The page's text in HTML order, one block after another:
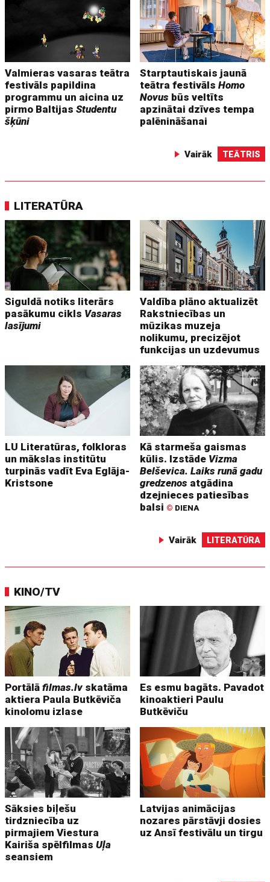
Valmieras vasaras teātra
festivāls papildina
programmu un aicina uz
pirmo BaltijasStudentu
šķūni
Starptautiskais jaunā
teātra festivālsHomo
Novus būs veltīts
apzinātai dzīves tempa
palēnināšanai
Vairāk TEĀTRIS
LITERATŪRA
Siguldā notiks literārs
pasākumu cikls Vasaras
lasījumi
Valdība plāno aktualizēt
Rakstniecības un
mūzikas muzeja
nolikumu, precizējot
funkcijas un uzdevumus
LU Literatūras, folkloras
un mākslas institūtu
turpinās vadīt Eva Eglāja-
Kristsone
Kā starmeša gaismas
kūlis. Izstāde Vizma
Belševica. Laiks runā gadu
gredzenos atgādina
dzejnieces patiesības
balsi © DIENA
Vairāk LITERATŪRA
KINO/TV
Portālāfilmas.lv skatāma
aktiera Paula Butkēviča
kinolomu izlase
Es esmu bagāts. Pavadot
kinoaktieri Paulu
Butkēviču
Sāksies biļešu
tirdzniecība uz
pirmajiem Viestura
Kairiša spēlfilmasUļa
seansiem
Latvijas animācijas
nozares pārstāvji dosies
uz Ansī festivālu un tirgu